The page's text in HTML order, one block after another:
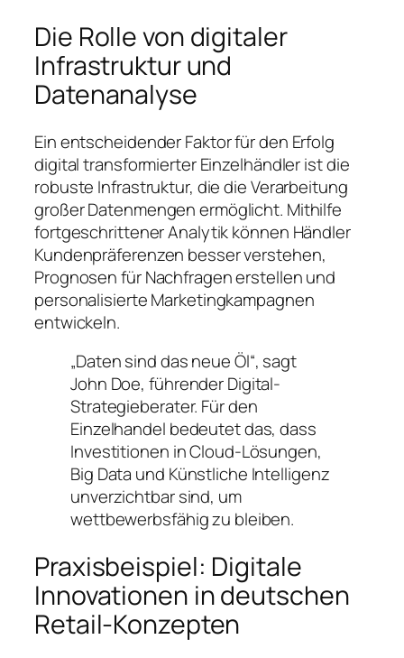
Die Rolle von digitaler
Infrastruktur und
Datenanalyse
Ein entscheidender Faktor für den Erfolg
digital transformierter Einzelhändler ist die
robuste Infrastruktur, die die Verarbeitung
großer Datenmengen ermöglicht. Mithilfe
fortgeschrittener Analytik können Händler
Kundenpräferenzen besser verstehen,
Prognosen für Nachfragen erstellen und
personalisierte Marketingkampagnen
entwickeln.
„Daten sind das neue Öl“, sagt
John Doe, führender Digital-
Strategieberater. Für den
Einzelhandel bedeutet das, dass
Investitionen in Cloud-Lösungen,
Big Data und Künstliche Intelligenz
unverzichtbar sind, um
wettbewerbsfähig zu bleiben.
Praxisbeispiel: Digitale
Innovationen in deutschen
Retail-Konzepten